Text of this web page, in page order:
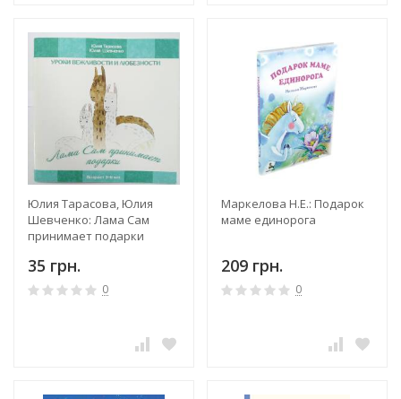
Юлия Тарасова, Юлия
Шевченко: Лама Сам
принимает подарки
35 грн.
0
Маркелова Н.Е.: Подарок
маме единорога
209 грн.
0